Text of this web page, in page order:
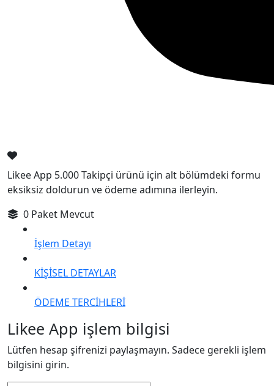
Likee App 5.000 Takipçi ürünü için alt bölümdeki formu
eksiksiz doldurun ve ödeme adımına ilerleyin.
0 Paket Mevcut
İşlem Detayı
KİŞİSEL DETAYLAR
ÖDEME TERCİHLERİ
Likee App işlem bilgisi
Lütfen hesap şifrenizi paylaşmayın. Sadece gerekli işlem
bilgisini girin.